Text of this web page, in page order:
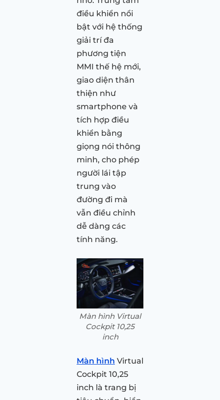
điều khiển nổi
bật với hệ thống
giải trí đa
phương tiện
MMI thế hệ mới,
giao diện thân
thiện như
smartphone và
tích hợp điều
khiển bằng
giọng nói thông
minh, cho phép
người lái tập
trung vào
đường đi mà
vẫn điều chỉnh
dễ dàng các
tính năng.
Màn hình Virtual
Cockpit 10,25
inch
Màn hình Virtual
Cockpit 10,25
inch là trang bị